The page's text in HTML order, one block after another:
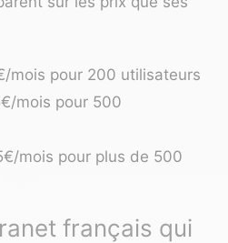
mois pour 200 utilisateurs
mois pour 500
mois pour plus de 500
français qui